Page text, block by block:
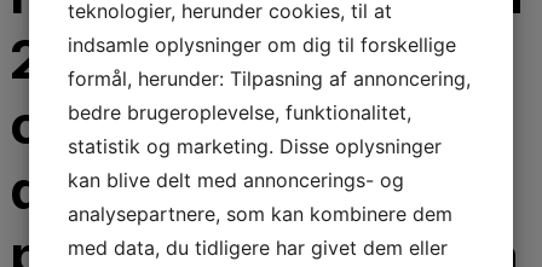
2020 for at gøre
opmærksom på, at
der er huller i
teknologier, herunder cookies, til at
indsamle oplysninger om dig til forskellige
formål, herunder: Tilpasning af annoncering,
bedre brugeroplevelse, funktionalitet,
statistik og marketing. Disse oplysninger
kan blive delt med annoncerings- og
analysepartnere, som kan kombinere dem
med data, du tidligere har givet dem eller